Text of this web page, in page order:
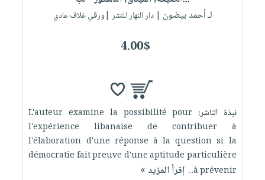
لـ أحمد بيضون | دار النهار للنشر |ورقي غلاف عادي
4.00$
نبذة الناشر: L'auteur examine la possibilité pour
l'expérience libanaise de contribuer à
l'élaboration d'une réponse à la question si la
démocratie fait preuve d'une aptitude particulière
à prévenir...
إقرأ المزيد »